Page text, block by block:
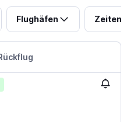
Flughäfen Zeiten